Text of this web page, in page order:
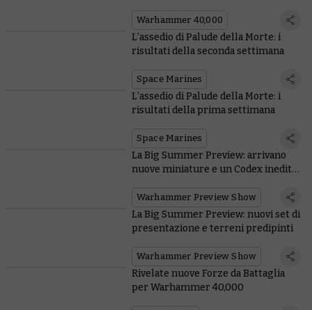
Warhammer 40,000
L’assedio di Palude della Morte: i
risultati della seconda settimana
Space Marines
L’assedio di Palude della Morte: i
risultati della prima settimana
Space Marines
La Big Summer Preview: arrivano
nuove miniature e un Codex inedito
Warhammer Preview Show
La Big Summer Preview: nuovi set di
presentazione e terreni predipinti
Warhammer Preview Show
Rivelate nuove Forze da Battaglia
per Warhammer 40,000